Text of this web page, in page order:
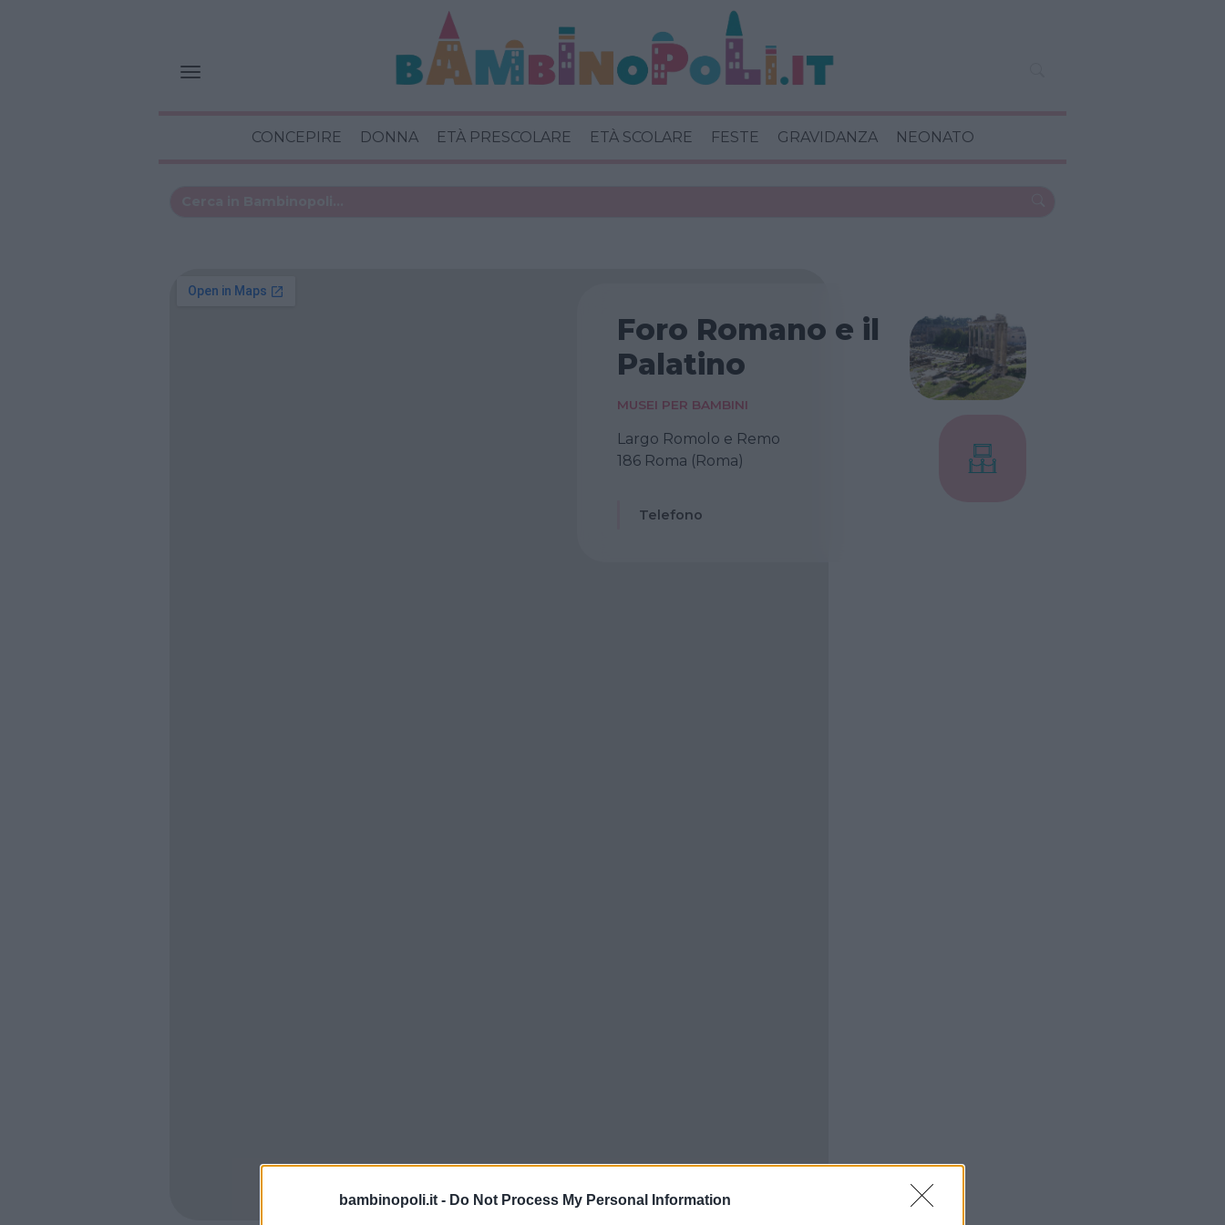
bambinopoli.it - Do Not Process My Personal Information
CONCEPIRE DONNA ETÀ PRESCOLARE ETÀ SCOLARE FESTE GRAVIDANZA NEONATO
Foro Romano e il
Palatino
MUSEI PER BAMBINI
Largo Romolo e Remo
186 Roma (Roma)
Telefono